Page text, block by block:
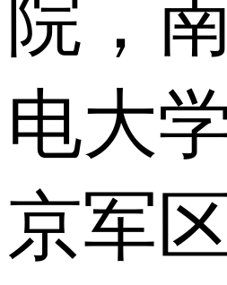
院，
电大
京军